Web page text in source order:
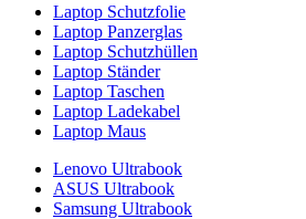
Laptop Schutzfolie
Laptop Panzerglas
Laptop Schutzhüllen
Laptop Ständer
Laptop Taschen
Laptop Ladekabel
Laptop Maus
Lenovo Ultrabook
ASUS Ultrabook
Samsung Ultrabook